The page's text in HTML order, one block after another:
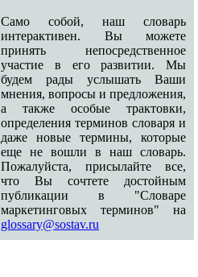
Само собой, наш словарь
интерактивен. Вы можете
принять непосредственное
участие в его развитии. Мы
будем рады услышать Ваши
мнения, вопросы и предложения,
а также особые трактовки,
определения терминов словаря и
даже новые термины, которые
еще не вошли в наш словарь.
Пожалуйста, присылайте все,
что Вы сочтете достойным
публикации в "Словаре
маркетинговых терминов" на
glossary@sostav.ru